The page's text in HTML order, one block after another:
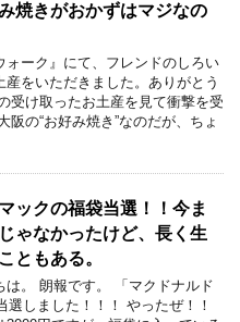
焼きがおかずはマジなの
ォーク』にて、フレンドのしろい
産をいただきました。ありがとう
受け取ったお土産を見て衝撃を受
阪の“お好み焼き”なのだが、ちょ
ックの福袋当選！！今ま
ゃなかったけど、長く生
ともある。
は。 朗報です。 「マクドナルド
選しました！！！ やったぜ！！